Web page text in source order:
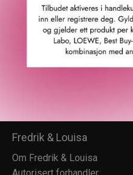
Topp
Fredrik & Louisa
Om Fredrik & Louisa
Autorisert forhandler